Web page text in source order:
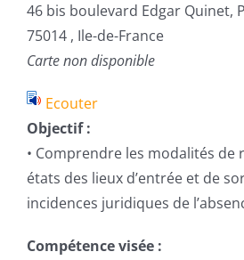
46 bis boulevard Edgar Quinet,
75014 , Ile-de-France
Carte non disponible
Ecouter
Objectif :
• Comprendre les modalités de
états des lieux d’entrée et de
incidences juridiques de
Compétence visée :